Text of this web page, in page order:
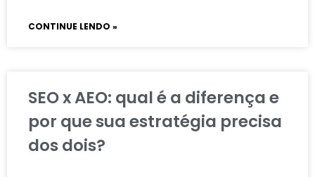
CONTINUE LENDO »
SEO x AEO: qual é a diferença e
por que sua estratégia precisa
dos dois?